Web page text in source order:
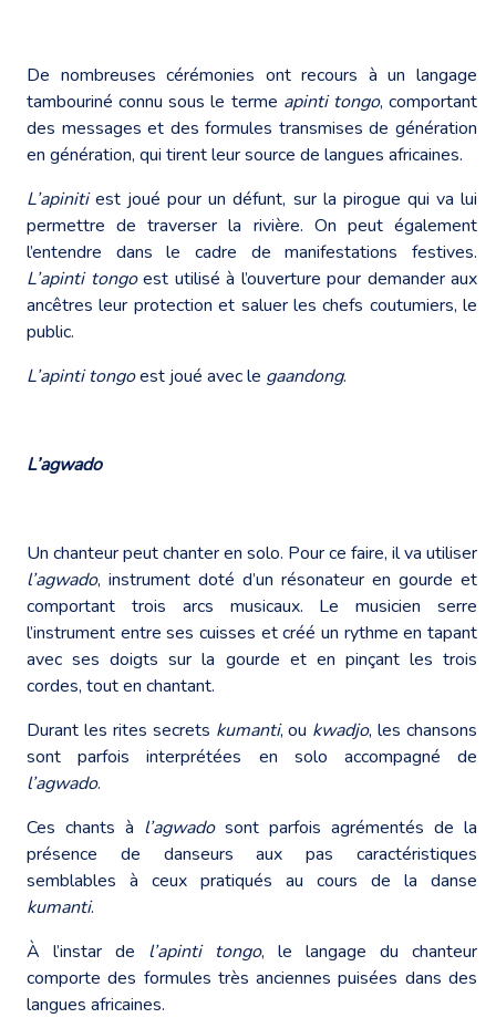
De nombreuses cérémonies ont recours à un langage
tambouriné connu sous le terme apinti tongo, comportant
des messages et des formules transmises de génération
en génération, qui tirent leur source de langues africaines.
L’apinitiest joué pour un défunt, sur la pirogue qui va lui
permettre de traverser la rivière. On peut également
l’entendre dans le cadre de manifestations festives.
L’apinti tongoest utilisé à l’ouverture pour demander aux
ancêtres leur protection et saluer les chefs coutumiers, le
public.
L’apinti tongoest joué avec le gaandong.
L’agwado
Un chanteur peut chanter en solo. Pour ce faire, il va utiliser
l’agwado, instrument doté d’un résonateur en gourde et
comportant trois arcs musicaux. Le musicien serre
l’instrument entre ses cuisses et créé un rythme en tapant
avec ses doigts sur la gourde et en pinçant les trois
cordes, tout en chantant.
Durant les rites secrets kumanti, ou kwadjo, les chansons
sont parfois interprétées en solo accompagné de
l’agwado.
Ces chants à l’agwadosont parfois agrémentés de la
présence de danseurs aux pas caractéristiques
semblables à ceux pratiqués au cours de la danse
kumanti.
À l’instar de l’apinti tongo, le langage du chanteur
comporte des formules très anciennes puisées dans des
langues africaines.